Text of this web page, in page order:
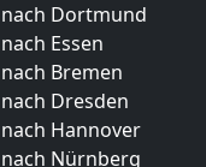
Dortmund
Essen
Bremen
Dresden
Hannover
Nürnberg